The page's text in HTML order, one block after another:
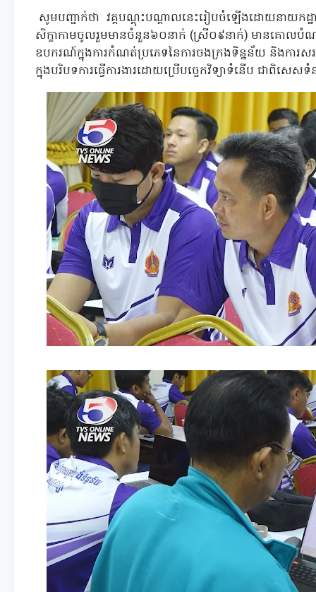
សូមបញ្ជាក់ថា វគ្គបណ្តុះបណ្តាលនេះរៀបចំឡើងដោយនាយកដ្
សិក្ខាកាមចូលរួមមានចំនួន៦០នាក់ (ស្រី០៩នាក់) មានគោលបំណង
ឧបករណ៍ក្នុងការកំណត់ប្រភេទនៃការចងក្រងទិន្នន័យ និងការ
ក្នុងបរិបទការធ្វើការងារដោយប្រើបច្ចេកវិទ្យាទំនើប ជាពិសេ